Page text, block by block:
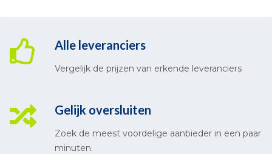
Alle leveranciers
Vergelijk de prijzen van erkende leveranciers
Gelijk oversluiten
Zoek de meest voordelige aanbieder in een paar
minuten.